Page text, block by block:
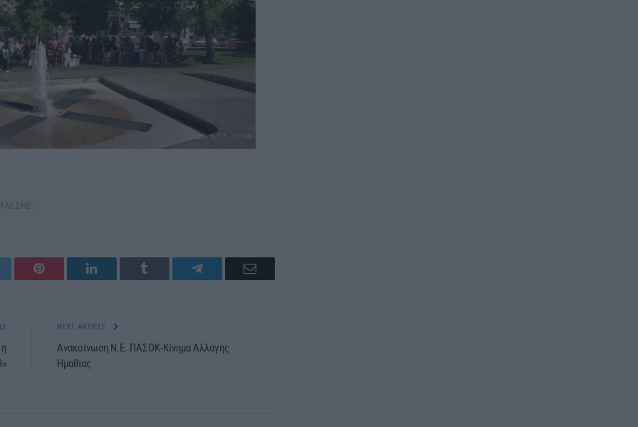
Pinterest LinkedIn Tumblr Telegram Email
NEXT ARTICLE
Ανακοίνωση Ν.Ε. ΠΑΣΟΚ-Κίνημα Αλλαγής
Ημαθίας